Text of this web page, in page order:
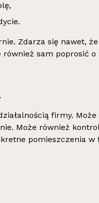
Zdarza się nawet,
sam poprosić o
firmy. Może
Może również
pomieszczenia w